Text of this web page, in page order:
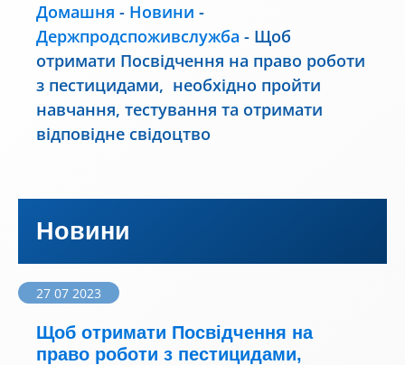
Домашня - Новини -
Держпродспоживслужба - Щоб
отримати Посвідчення на право роботи
з пестицидами, необхідно пройти
навчання, тестування та отримати
відповідне свідоцтво
Новини
27 07 2023
Щоб отримати Посвідчення на
право роботи з пестицидами,